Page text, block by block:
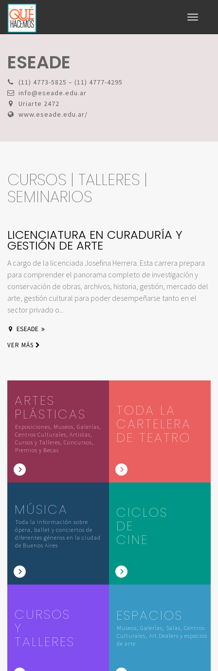
Toggle
ESEADE
(11) 4773-5825 – (11) 4777-4295
info@eseade.edu.ar
Uriarte 2472
www.eseade.edu.ar/
CURSOS | TALLERES |
SEMINARIOS
LICENCIATURA EN CURADURÍA Y
GESTIÓN DE ARTE
A cargo de la licenciada Josefina Herrera. Esta carrera prepara
para comprender el panorama completo de investigación y
conservación de obras, archivos, historia, gestión, mercado del
arte, gestión cultural para poder desempeñarse tanto en el
sector privado o...
ESEADE
VER MÁS
ARTES
PLÁSTICAS
Exposiciones, Museos, Galerías,
Centros Culturales, Artistas,
Cursos y Talleres, Concursos,
Premios y Becas
TODA LA
CARTELERA
DE TEATRO
MÚSICA
Toda la información sobre
ópera, ballet y conciertos de
diferentes géneros en la ciudad
de Buenos Aires
CICLOS
DE
CINE
CURSOS
Y
TALLERES
ESPACIOS
Museos, Galerías, Salas, Centros
Culturales, Art Dealers y espacios
de arte